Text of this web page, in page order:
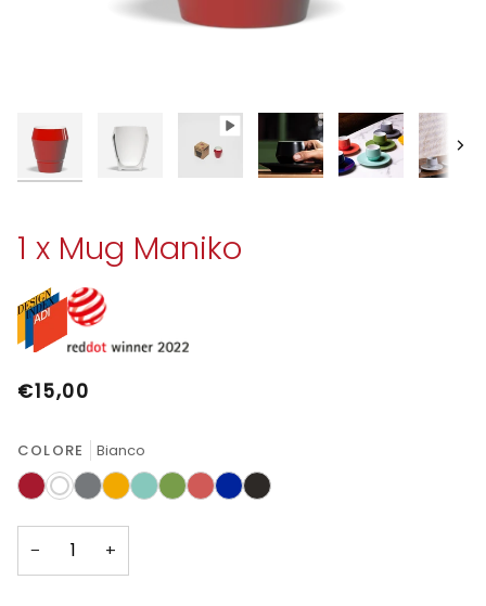
1 x Mug Maniko
€15,00
COLORE Bianco
RossoBianco
NickelAmbraAcquamarina
VerdeRosa
Salmone
Blu Nero
Opaco
− +